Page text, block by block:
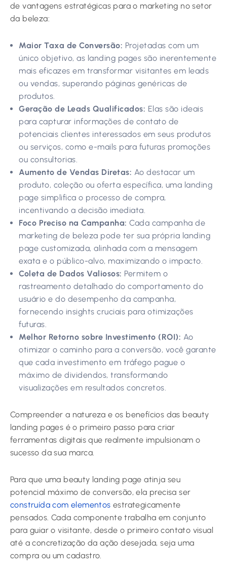
de vantagens estratégicas para o marketing no setor
da beleza:
Maior Taxa de Conversão: Projetadas com um
único objetivo, as landing pages são inerentemente
mais eficazes em transformar visitantes em leads
ou vendas, superando páginas genéricas de
produtos.
Geração de Leads Qualificados: Elas são ideais
para capturar informações de contato de
potenciais clientes interessados em seus produtos
ou serviços, como e-mails para futuras promoções
ou consultorias.
Aumento de Vendas Diretas: Ao destacar um
produto, coleção ou oferta específica, uma landing
page simplifica o processo de compra,
incentivando a decisão imediata.
Foco Preciso na Campanha: Cada campanha de
marketing de beleza pode ter sua própria landing
page customizada, alinhada com a mensagem
exata e o público-alvo, maximizando o impacto.
Coleta de Dados Valiosos: Permitem o
rastreamento detalhado do comportamento do
usuário e do desempenho da campanha,
fornecendo insights cruciais para otimizações
futuras.
Melhor Retorno sobre Investimento (ROI): Ao
otimizar o caminho para a conversão, você garante
que cada investimento em tráfego pague o
máximo de dividendos, transformando
visualizações em resultados concretos.
Compreender a natureza e os benefícios das beauty
landing pages é o primeiro passo para criar
ferramentas digitais que realmente impulsionam o
sucesso da sua marca.
Para que uma beauty landing page atinja seu
potencial máximo de conversão, ela precisa ser
construída com elementos estrategicamente
pensados. Cada componente trabalha em conjunto
para guiar o visitante, desde o primeiro contato visual
até a concretização da ação desejada, seja uma
compra ou um cadastro.